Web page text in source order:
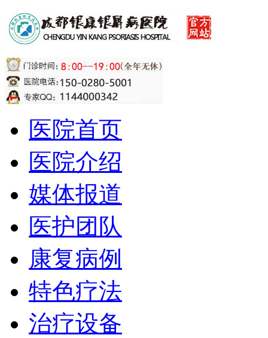
医院首页
医院介绍
媒体报道
医护团队
康复病例
特色疗法
治疗设备